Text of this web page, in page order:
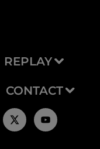
REPLAY
CONTACT